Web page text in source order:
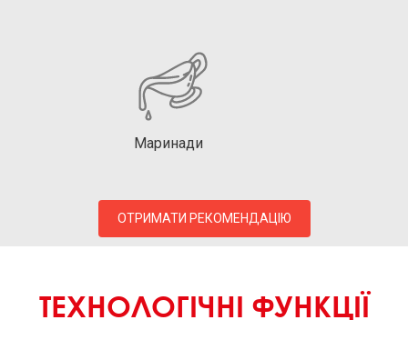
Маринади
ОТРИМАТИ РЕКОМЕНДАЦІЮ
ТЕХНОЛОГІЧНІ ФУНКЦІЇ